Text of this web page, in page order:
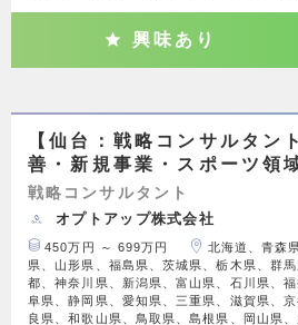
興味あり
【仙台：戦略コンサルタン
善・新規事業・スポーツ領
戦略コンサルタント
オプトアップ株式会社
450万円 ～ 699万円
北海道、青森
県、山形県、福島県、茨城県、栃木県、群
都、神奈川県、新潟県、富山県、石川県、
阜県、静岡県、愛知県、三重県、滋賀県、
良県、和歌山県、鳥取県、島根県、岡山県